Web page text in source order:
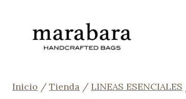
contenido
Inicio / Tienda / LINEAS ESENCIALES